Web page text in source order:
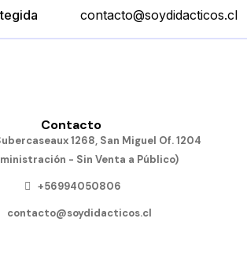
contacto@soydidacticos.cl
Contacto
1268, San Miguel Of. 1204
- Sin Venta a Público)
+56994050806
contacto@soydidacticos.cl